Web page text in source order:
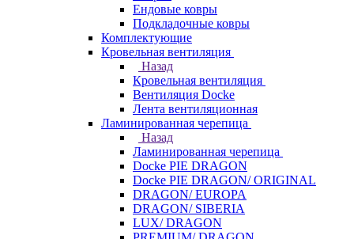
Ендовые ковры
Подкладочные ковры
Комплектующие
Кровельная вентиляция
Назад
Кровельная вентиляция
Вентиляция Docke
Лента вентиляционная
Ламинированная черепица
Назад
Ламинированная черепица
Docke PIE DRAGON
Docke PIE DRAGON/ ORIGINAL
DRAGON/ EUROPA
DRAGON/ SIBERIA
LUX/ DRAGON